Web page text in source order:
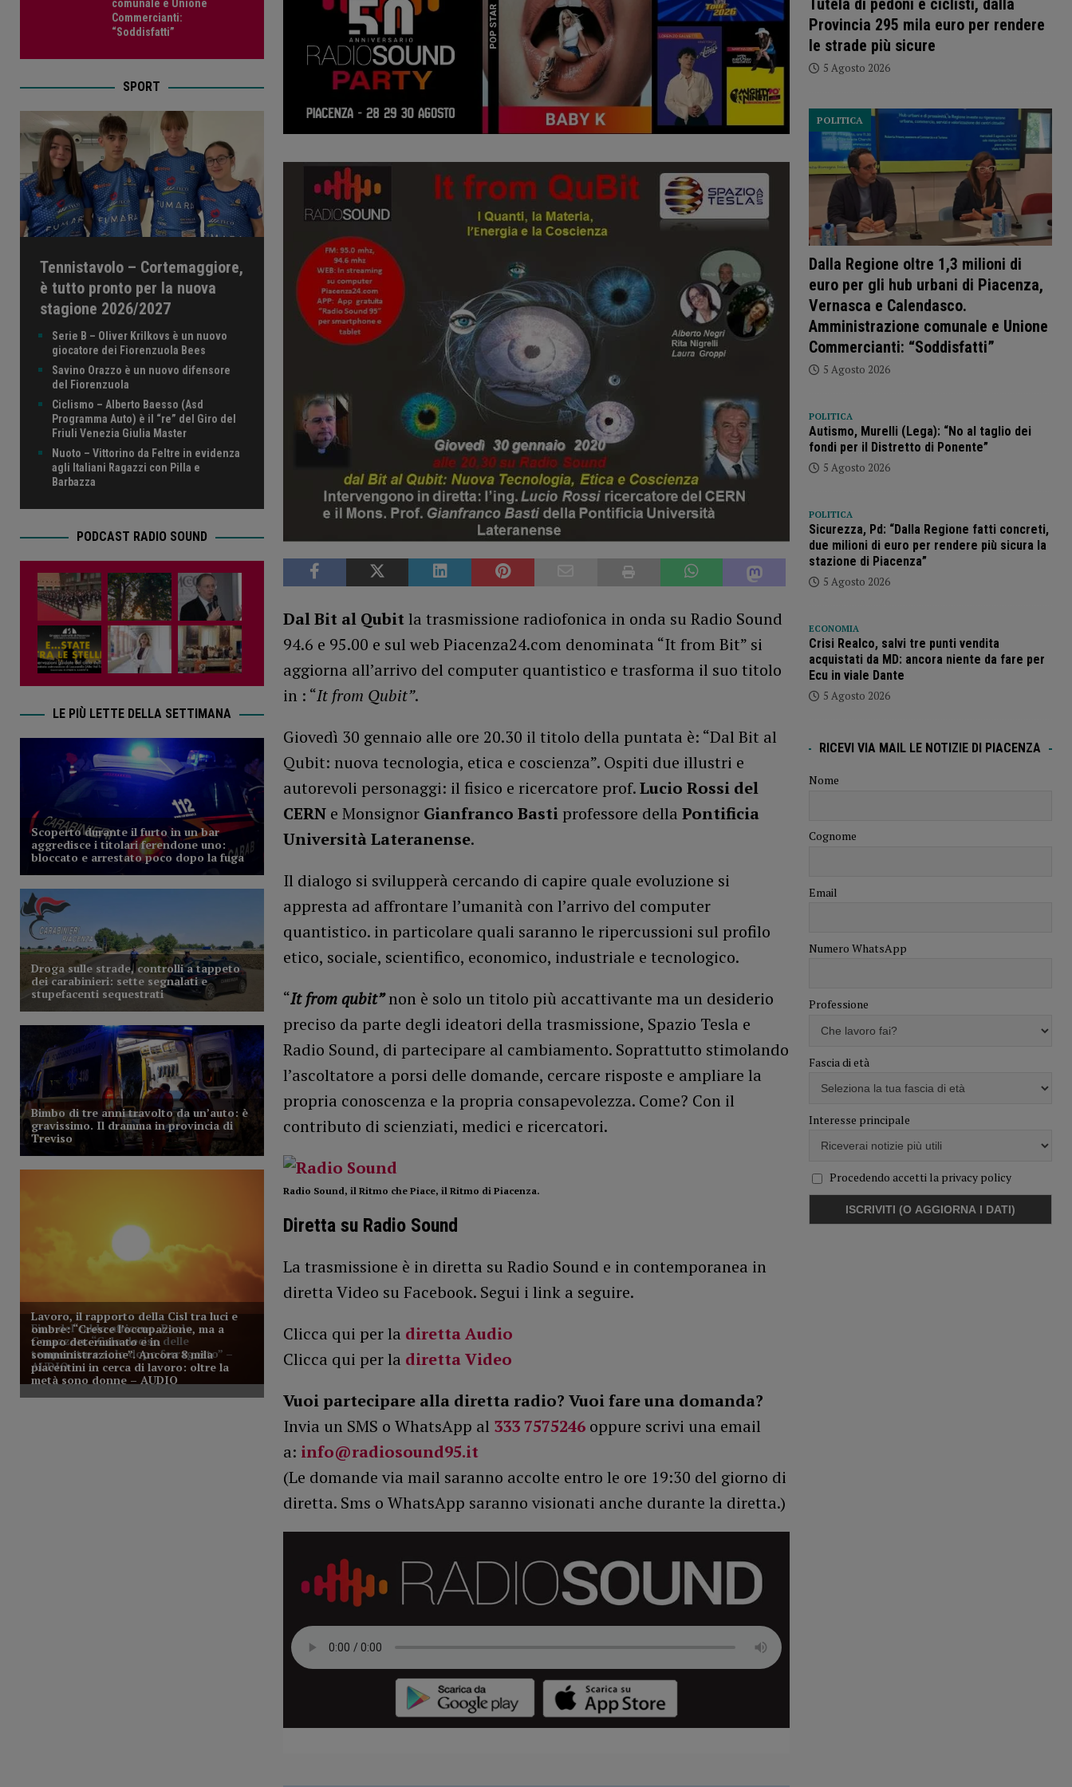
Dal Bit al Qubitla trasmissione radiofonica in onda su Radio Sound
94.6 e 95.00 e sul web Piacenza24.com denominata “It from Bit” si
aggiorna all’arrivo del computer quantistico e trasforma il suo titolo
in : “It from Qubit”.
Giovedì 30 gennaio alle ore 20.30 il titolo della puntata è: “Dal Bit al
Qubit: nuova tecnologia, etica e coscienza”. Ospiti due illustri e
autorevoli personaggi: il fisico e ricercatore prof.Lucio Rossi del
CERNe Monsignor Gianfranco Basti professore della Pontificia
Università Lateranense.
Il dialogo si svilupperà cercando di capire quale evoluzione si
appresta ad affrontare l’umanità con l’arrivo del computer
quantistico. in particolare quali saranno le ripercussioni sul profilo
etico, sociale, scientifico, economico, industriale e tecnologico.
“It from qubit”non è solo un titolo più accattivante ma un desiderio
preciso da parte degli ideatori della trasmissione, Spazio Tesla e
Radio Sound, di partecipare al cambiamento. Soprattutto stimolando
l’ascoltatore a porsi delle domande, cercare risposte e ampliare la
propria conoscenza e la propria consapevolezza. Come? Con il
contributo di scienziati, medici e ricercatori.
Radio Sound, il Ritmo che Piace, il Ritmo di Piacenza.
Diretta su Radio Sound
La trasmissione è in diretta su Radio Sound e in contemporanea in
diretta Video su Facebook. Segui i link a seguire.
Clicca qui per la diretta Audio
Clicca qui per la diretta Video
Vuoi partecipare alla diretta radio? Vuoi fare una domanda?
Invia un SMS o WhatsApp al 333 7575246oppure scrivi una email
a: info@radiosound95.it
(Le domande via mail saranno accolte entro le ore 19:30 del giorno di
diretta. Sms o WhatsApp saranno visionati anche durante la diretta.)
comunale e Unione
Commercianti:
“Soddisfatti”
SPORT
Tennistavolo – Cortemaggiore,
è tutto pronto per la nuova
stagione 2026/2027
Serie B – Oliver Krilkovs è un nuovo
giocatore dei Fiorenzuola Bees
Savino Orazzo è un nuovo difensore
del Fiorenzuola
Ciclismo – Alberto Baesso (Asd
Programma Auto) è il “re” del Giro del
Friuli Venezia Giulia Master
Nuoto – Vittorino da Feltre in evidenza
agli Italiani Ragazzi con Pilla e
Barbazza
PODCAST RADIO SOUND
LE PIÙ LETTE DELLA SETTIMANA
Tutela di pedoni e ciclisti, dalla
Provincia 295 mila euro per rendere
le strade più sicure
5 Agosto 2026
Dalla Regione oltre 1,3 milioni di
euro per gli hub urbani di Piacenza,
Vernasca e Calendasco.
Amministrazione comunale e Unione
Commercianti: “Soddisfatti”
POLITICA
5 Agosto 2026
POLITICA
Autismo, Murelli (Lega): “No al taglio dei
fondi per il Distretto di Ponente”
5 Agosto 2026
POLITICA
Sicurezza, Pd: “Dalla Regione fatti concreti,
due milioni di euro per rendere più sicura la
stazione di Piacenza”
5 Agosto 2026
ECONOMIA
Crisi Realco, salvi tre punti vendita
acquistati da MD: ancora niente da fare per
Ecu in viale Dante
5 Agosto 2026
RICEVI VIA MAIL LE NOTIZIE DI PIACENZA
Nome
Cognome
Email
Numero WhatsApp
Professione
Fascia di età
Interesse principale
Procedendo accetti la privacy policy